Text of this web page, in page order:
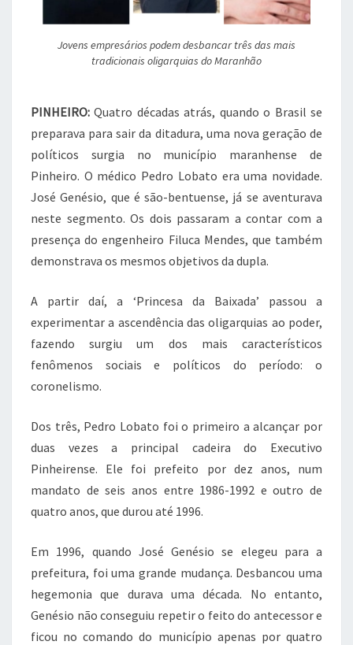
Jovens empresários podem desbancar três das mais
tradicionais oligarquias do Maranhão
PINHEIRO: Quatro décadas atrás, quando o Brasil se
preparava para sair da ditadura, uma nova geração de
políticos surgia no município maranhense de
Pinheiro. O médico Pedro Lobato era uma novidade.
José Genésio, que é são-bentuense, já se aventurava
neste segmento. Os dois passaram a contar com a
presença do engenheiro Filuca Mendes, que também
demonstrava os mesmos objetivos da dupla.
A partir daí, a ‘Princesa da Baixada’ passou a
experimentar a ascendência das oligarquias ao poder,
fazendo surgiu um dos mais característicos
fenômenos sociais e políticos do período: o
coronelismo.
Dos três, Pedro Lobato foi o primeiro a alcançar por
duas vezes a principal cadeira do Executivo
Pinheirense. Ele foi prefeito por dez anos, num
mandato de seis anos entre 1986-1992 e outro de
quatro anos, que durou até 1996.
Em 1996, quando José Genésio se elegeu para a
prefeitura, foi uma grande mudança. Desbancou uma
hegemonia que durava uma década. No entanto,
Genésio não conseguiu repetir o feito do antecessor e
ficou no comando do município apenas por quatro